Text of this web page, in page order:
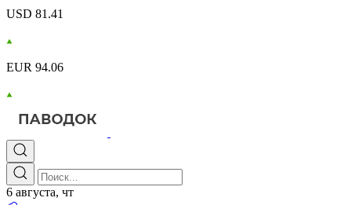
USD 81.41
EUR 94.06
6 августа, чт